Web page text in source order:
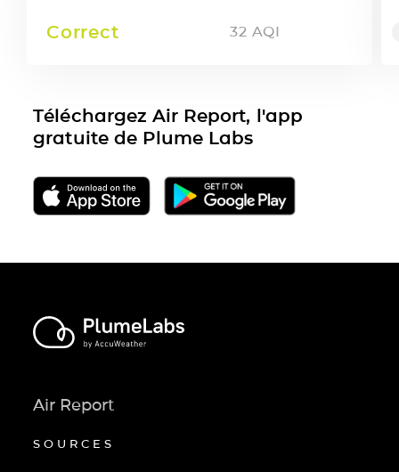
Correct 32 AQI
Téléchargez Air Report, l'app
gratuite de Plume Labs
Air Report
SOURCES